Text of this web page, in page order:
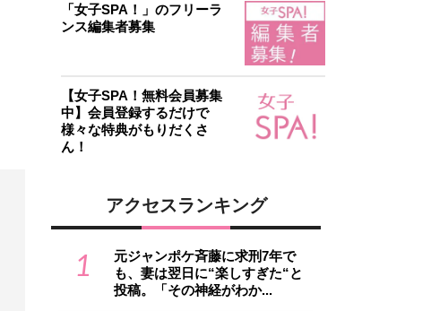
「女子SPA！」のフリーラ
ンス編集者募集
【女子SPA！無料会員募集
中】会員登録するだけで
様々な特典がもりだくさ
ん！
アクセスランキング
1
元ジャンポケ斉藤に求刑7年で
も、妻は翌日に“楽しすぎた“と
投稿。「その神経がわか...